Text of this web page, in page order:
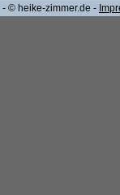
- © heike-zimmer.de -